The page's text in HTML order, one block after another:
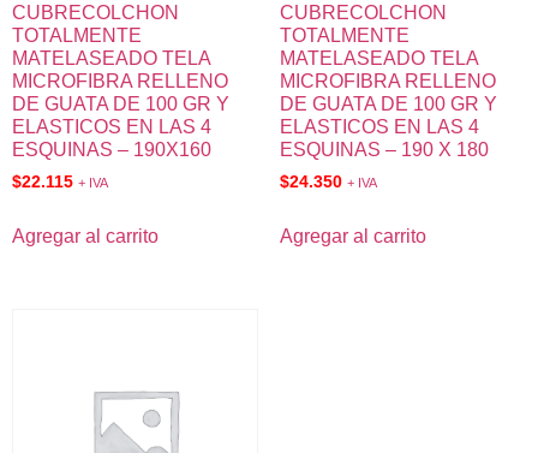
CUBRECOLCHON
TOTALMENTE
MATELASEADO TELA
MICROFIBRA RELLENO
DE GUATA DE 100 GR Y
ELASTICOS EN LAS 4
ESQUINAS – 190X160
$22.115 + IVA
Agregar al carrito
CUBRECOLCHON
TOTALMENTE
MATELASEADO TELA
MICROFIBRA RELLENO
DE GUATA DE 100 GR Y
ELASTICOS EN LAS 4
ESQUINAS – 190 X 180
$24.350 + IVA
Agregar al carrito